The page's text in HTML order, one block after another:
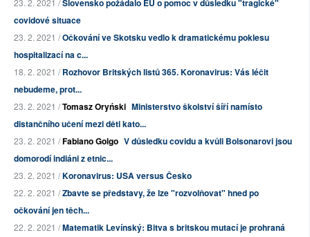
Slovensko požádalo EU o pomoc v důsledku "tragické"
covidové situace
23. 2. 2021 /Očkování ve Skotsku vedlo k dramatickému poklesu
hospitalizací na c...
18. 2. 2021 /Rozhovor Britských listů 365. Koronavirus: Vás léčit
nebudeme, prot...
23. 2. 2021 /Tomasz Oryński Ministerstvo školství šíří namísto
distančního učení mezi děti kato...
23. 2. 2021 /Fabiano Golgo V důsledku covidu a kvůli Bolsonarovi jsou
domorodí indiáni z etnic...
23. 2. 2021 /Koronavirus: USA versus Česko
22. 2. 2021 /Zbavte se představy, že lze "rozvolňovat" hned po
očkování jen těch...
22. 2. 2021 /Matematik Levínský: Bitva s britskou mutací je prohraná